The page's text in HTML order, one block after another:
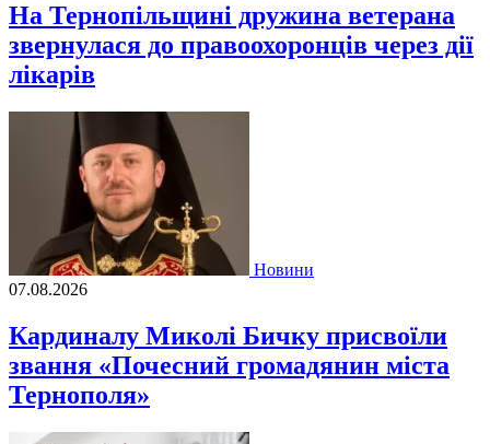
На Тернопільщині дружина ветерана
звернулася до правоохоронців через дії
лікарів
Новини
07.08.2026
Кардиналу Миколі Бичку присвоїли
звання «Почесний громадянин міста
Тернополя»